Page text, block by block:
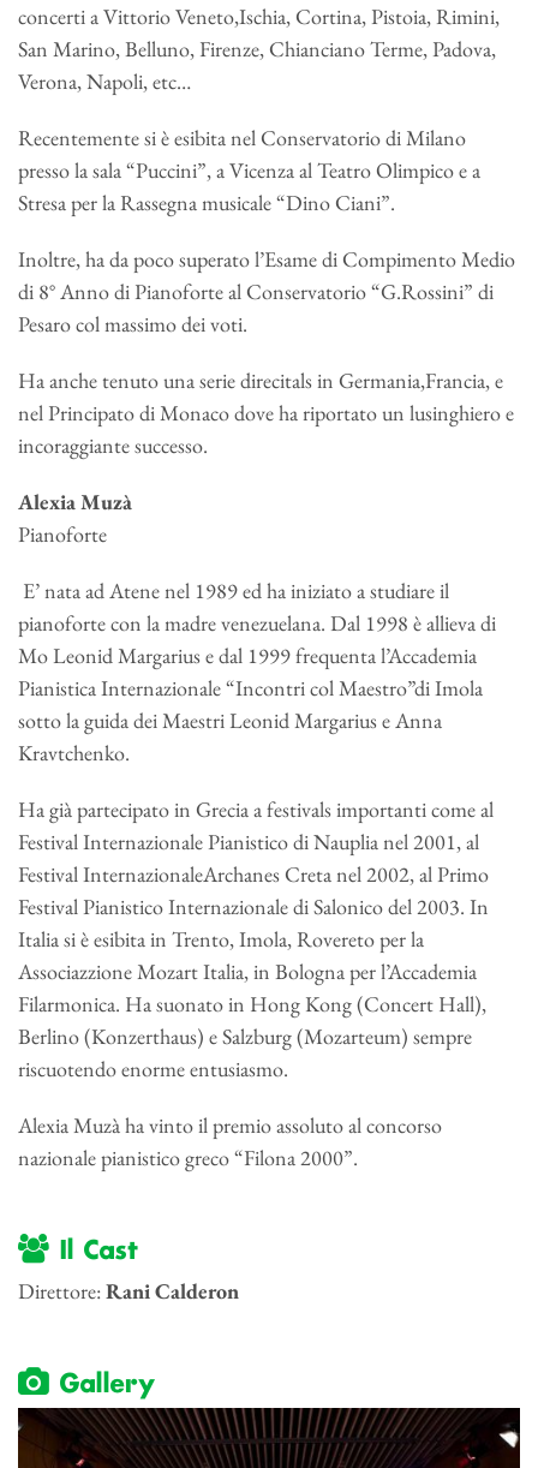
concerti a Vittorio Veneto,Ischia, Cortina, Pistoia, Rimini,
San Marino, Belluno, Firenze, Chianciano Terme, Padova,
Verona, Napoli, etc…
Recentemente si è esibita nel Conservatorio di Milano
presso la sala “Puccini”, a Vicenza al Teatro Olimpico e a
Stresa per la Rassegna musicale “Dino Ciani”.
Inoltre, ha da poco superato l’Esame di Compimento Medio
di 8° Anno di Pianoforte al Conservatorio “G.Rossini” di
Pesaro col massimo dei voti.
Ha anche tenuto una serie direcitals in Germania,Francia, e
nel Principato di Monaco dove ha riportato un lusinghiero e
incoraggiante successo.
Alexia Muzà
Pianoforte
E’ nata ad Atene nel 1989 ed ha iniziato a studiare il
pianoforte con la madre venezuelana. Dal 1998 è allieva di
Mo Leonid Margarius e dal 1999 frequenta l’Accademia
Pianistica Internazionale “Incontri col Maestro”di Imola
sotto la guida dei Maestri Leonid Margarius e Anna
Kravtchenko.
Ha già partecipato in Grecia a festivals importanti come al
Festival Internazionale Pianistico di Nauplia nel 2001, al
Festival InternazionaleArchanes Creta nel 2002, al Primo
Festival Pianistico Internazionale di Salonico del 2003. In
Italia si è esibita in Trento, Imola, Rovereto per la
Associazzione Mozart Italia, in Bologna per l’Accademia
Filarmonica. Ha suonato in Hong Kong (Concert Hall),
Berlino (Konzerthaus) e Salzburg (Mozarteum) sempre
riscuotendo enorme entusiasmo.
Alexia Muzà ha vinto il premio assoluto al concorso
nazionale pianistico greco “Filona 2000”.
Il Cast
Direttore:Rani Calderon
Gallery